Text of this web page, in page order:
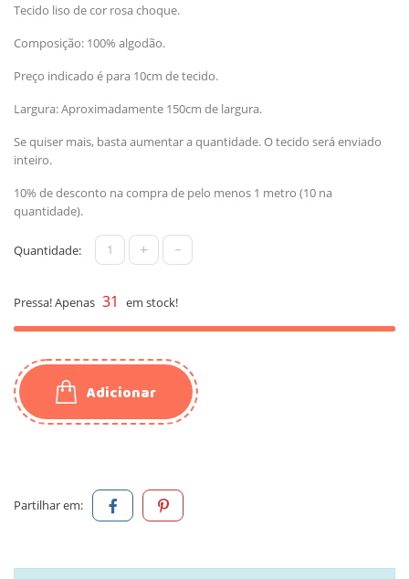
Tecido liso de cor rosa choque.
Composição: 100% algodão.
Preço indicado é para 10cm de tecido.
Largura: Aproximadamente 150cm de largura.
Se quiser mais, basta aumentar a quantidade. O tecido será enviado
inteiro.
10% de desconto na compra de pelo menos 1 metro (10 na
quantidade).
Quantidade: + -
Pressa! Apenas 31 em stock!
Adicionar
Partilhar em: